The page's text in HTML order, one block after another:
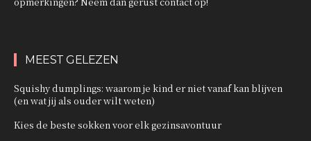
MEEST GELEZEN
Squishy dumplings: waarom je kind er niet vanaf kan blijven
(en wat jij als ouder wilt weten)
Kies de beste sokken voor elk gezinsavontuur